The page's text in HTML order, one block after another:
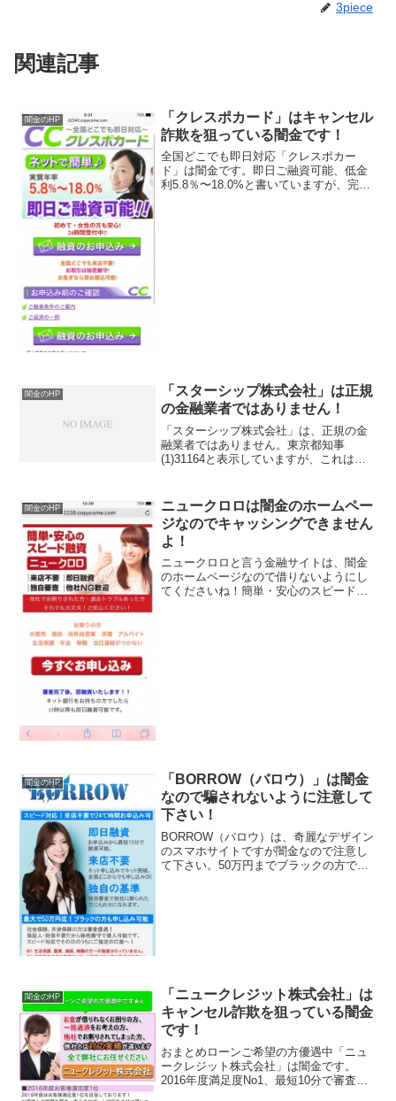
3piece
関連記事
闇金のHP
「クレスポカード」はキャンセル
詐欺を狙っている闇金です！
全国どこでも即日対応「クレスポカー
ド」は闇金です。即日ご融資可能、低金
利5.8％〜18.0%と書いていますが、完全
闇金のHP
「スターシップ株式会社」は正規
の金融業者ではありません！
「スターシップ株式会社」は、正規の金
融業者ではありません。東京都知事
(1)31164と表示していますが、これは全
けで、自社では融資をしてくれないケー
スが多いようです。
闇金のHP
ニュークロロは闇金のホームペー
ジなのでキャッシングできません
よ！
ニュークロロと言う金融サイトは、闇金
のホームページなので借りないようにし
てくださいね！簡単・安心のスピード融
闇金のHP
「BORROW（バロウ）」は闇金
なので騙されないように注意して
下さい！
BORROW（バロウ）は、奇麗なデザイン
のスマホサイトですが闇金なので注意し
て下さい。50万円までブラックの方でも
闇金のHP
「ニュークレジット株式会社」は
キャンセル詐欺を狙っている闇金
です！
おまとめローンご希望の方優遇中「ニュ
ークレジット株式会社」は闇金です。
2016年度満足度No1、最短10分で審査完